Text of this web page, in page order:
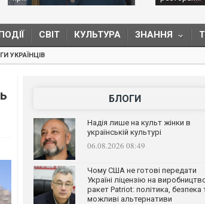
СВІТ КУЛЬТУРА ЗНАННЯ
УКРАЇНЦІВ
БЛОГИ
Надія лише на культ жінки в
українській культурі
06.08.2026 08:49
Чому США не готові передати
Україні ліцензію на
ракет Patriot: політика, безпека
можливі альтернативи